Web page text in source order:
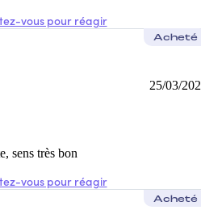
vous pour réagir
Acheté
25/03/
sens très bon
vous pour réagir
Acheté